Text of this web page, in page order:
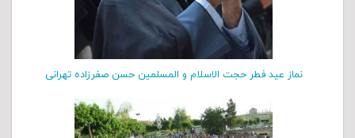
نماز عید فطر حجت الاسلام و المسلمین حسن صفرزاده تهرانی